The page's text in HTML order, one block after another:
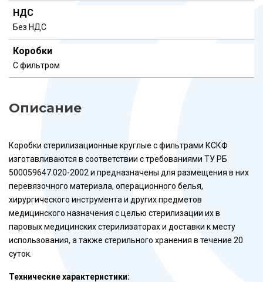
НДС
Без НДС
Коробки
С фильтром
Описание
Коробки стерилизационные круглые с фильтрами КСКФ
изготавливаются в соответствии с требованиями ТУ РБ
500059647.020-2002 и предназначены для размещения в них
перевязочного материала, операционного белья,
хирургического инструмента и других предметов
медицинского назначения с целью стерилизации их в
паровых медицинских стерилизаторах и доставки к месту
использования, а также стерильного хранения в течение 20
суток.
Технические характеристики: